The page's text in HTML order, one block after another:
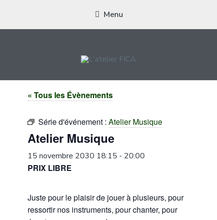
Menu
Meximieux
« Tous les Évènements
Série d'événement : Atelier Musique
Atelier Musique
15 novembre 2030 18:15 - 20:00
PRIX LIBRE
Juste pour le plaisir de jouer à plusieurs, pour
ressortir nos instruments, pour chanter, pour